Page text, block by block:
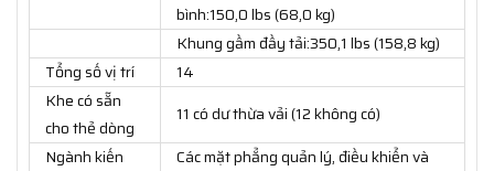
bình:150,0 lbs (68,0 kg)
Khung gầm đầy tải:350,1 lbs (158,8 kg)
Tổng số vị trí
14
Khe có sẵn
cho thẻ dòng
11 có dư thừa vải (12 không có)
Ngành kiến ​​
Các mặt phẳng quản lý, điều khiển và